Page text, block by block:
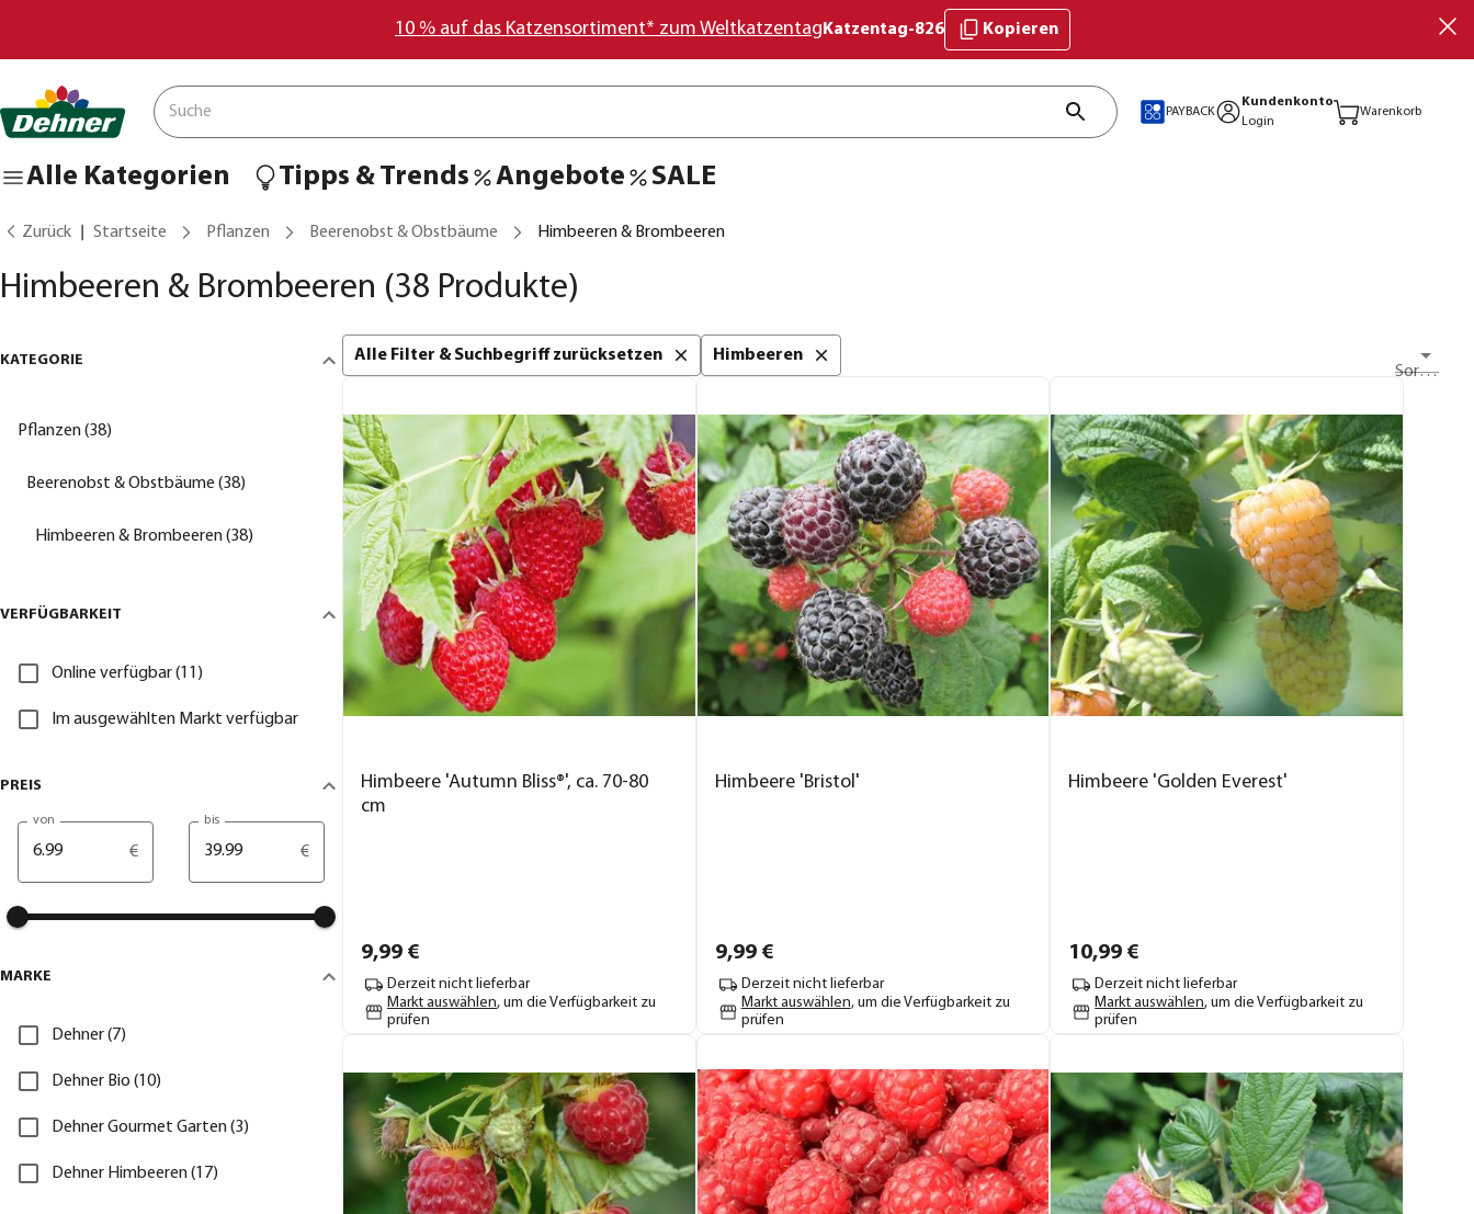
10 % auf das Katzensortiment* zum Weltkatzentag Katzentag-826 Kopieren
PAYBACK
Kundenkonto
Login
Warenkorb
Alle Kategorien Tipps & Trends Angebote SALE
Zurück Startseite Pflanzen Beerenobst & Obstbäume Himbeeren & Brombeeren
Himbeeren & Brombeeren (38 Produkte)
KATEGORIE
Pflanzen (38)
Beerenobst & Obstbäume (38)
Himbeeren & Brombeeren (38)
VERFÜGBARKEIT
Online verfügbar (11)
Im ausgewählten Markt verfügbar
PREIS
von
€
bis
€
MARKE
Dehner (7)
Dehner Bio (10)
Dehner Gourmet Garten (3)
Dehner Himbeeren (17)
Alle Filter & Suchbegriff zurücksetzen
Himbeeren
Sortieren nach
Himbeere 'Autumn Bliss®', ca. 70-80
cm
9,99 €
Derzeit nicht lieferbar
Markt auswählen, um die Verfügbarkeit zu
prüfen
Himbeere 'Bristol'
9,99€
Derzeit nicht lieferbar
Markt auswählen, um die Verfügbarkeit zu
prüfen
Himbeere 'Golden Everest'
10,99 €
Derzeit nicht lieferbar
Markt auswählen, um die Verfügbarkeit zu
prüfen